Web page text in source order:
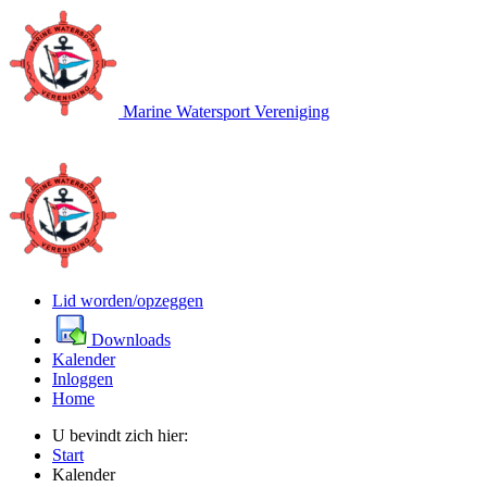
Marine Watersport Vereniging
Lid worden/opzeggen
Downloads
Kalender
Inloggen
Home
U bevindt zich hier:
Start
Kalender